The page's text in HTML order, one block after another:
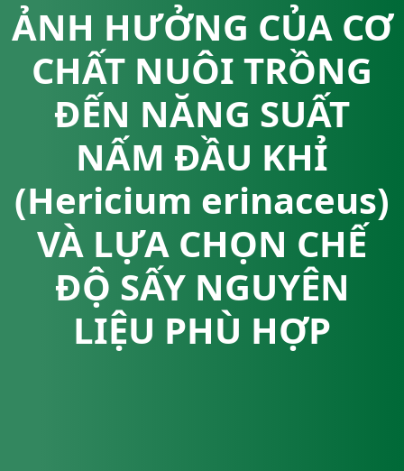
ẢNH HƯỞNG CỦA CƠ
CHẤT NUÔI TRỒNG
ĐẾN NĂNG SUẤT
NẤM ĐẦU KHỈ
(Hericium erinaceus)
VÀ LỰA CHỌN CHẾ
ĐỘ SẤY NGUYÊN
LIỆU PHÙ HỢP